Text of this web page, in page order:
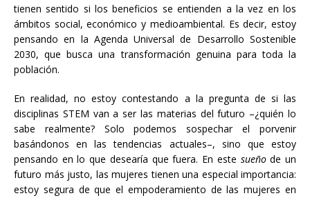
tienen sentido si los beneficios se entienden a la vez en los
ámbitos social, económico y medioambiental. Es decir, estoy
pensando en la Agenda Universal de Desarrollo Sostenible
2030, que busca una transformación genuina para toda la
población.
En realidad, no estoy contestando a la pregunta de si las
disciplinas STEM van a ser las materias del futuro –¿quién lo
sabe realmente? Solo podemos sospechar el porvenir
basándonos en las tendencias actuales–, sino que estoy
pensando en lo que desearía que fuera. En este sueñode un
futuro más justo, las mujeres tienen una especial importancia:
estoy segura de que el empoderamiento de las mujeres en